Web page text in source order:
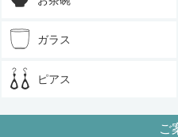
ガラス
ピアス
ご